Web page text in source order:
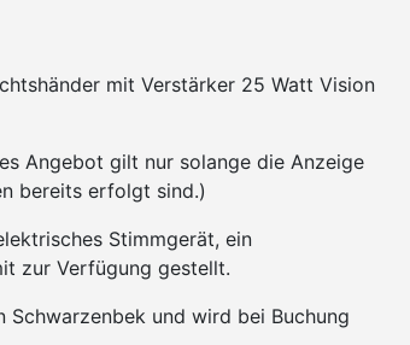
mit Verstärker 25 Watt Vision
Angebot gilt nur solange die Anzeige
bereits erfolgt sind.)
Stimmgerät, ein
zur Verfügung gestellt.
und wird bei Buchung